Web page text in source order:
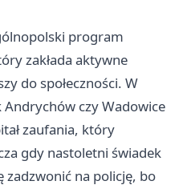
program
zakłada aktywne
do społeczności. W
Andrychów czy Wadowice
zaufania, który
gdy nastoletni świadek
zadzwonić na policję, bo